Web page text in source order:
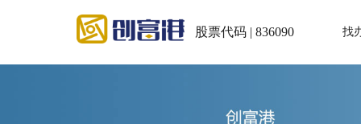
股票代码 | 836090 找